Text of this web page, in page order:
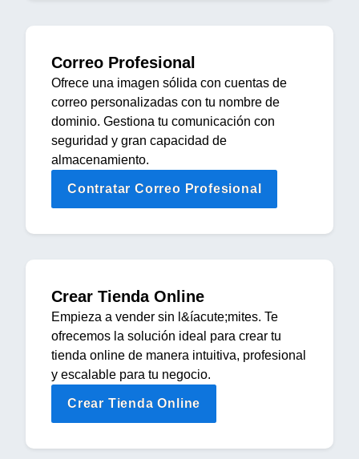
Correo Profesional
Ofrece una imagen sólida con cuentas de
correo personalizadas con tu nombre de
dominio. Gestiona tu comunicación con
seguridad y gran capacidad de
almacenamiento.
Contratar Correo Profesional
Crear Tienda Online
Empieza a vender sin l&íacute;mites. Te
ofrecemos la solución ideal para crear tu
tienda online de manera intuitiva, profesional
y escalable para tu negocio.
Crear Tienda Online